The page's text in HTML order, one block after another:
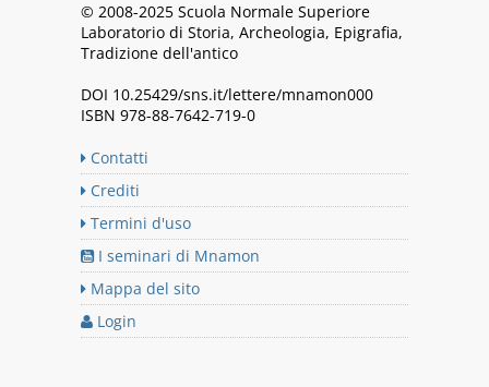
© 2008-2025 Scuola Normale Superiore
Laboratorio di Storia, Archeologia, Epigrafia,
Tradizione dell'antico
DOI 10.25429/sns.it/lettere/mnamon000
ISBN 978-88-7642-719-0
Contatti
Crediti
Termini d'uso
I seminari di Mnamon
Mappa del sito
Login